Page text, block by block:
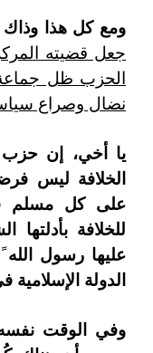
ومع كل هذا
جعل قضيته
الحزب ظل
نضال وصراع
يا أخي، إن حزب
الخلافة ليس
على كل مسلم
للخلافة
عليها رسول الله
الدولة الإسلامية
وفي الوقت